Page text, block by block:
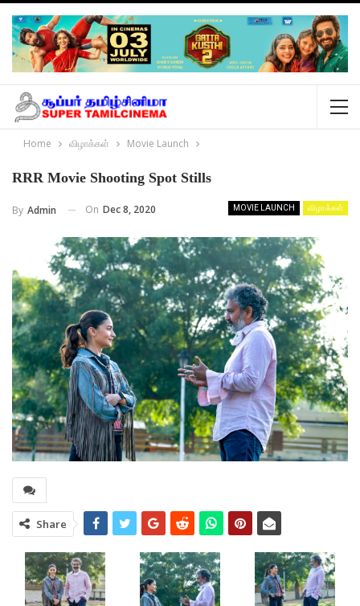
Home விழாக்கள் Movie Launch
RRR Movie Shooting Spot Stills
MOVIE LAUNCH விழாக்கள்
By Admin On Dec 8, 2020
Share